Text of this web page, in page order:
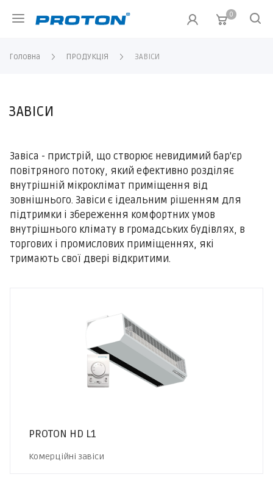
0
Головна ПРОДУКЦІЯ ЗАВІСИ
ЗАВІСИ
Завіса - пристрій, що створює невидимий бар'єр
повітряного потоку, який ефективно розділяє
внутрішній мікроклімат приміщення від
зовнішнього. Завіси є ідеальним рішенням для
підтримки і збереження комфортних умов
внутрішнього клімату в громадських будівлях, в
торгових і промислових приміщеннях, які
тримають свої двері відкритими.
PROTON HD L1
Комерційні завіси